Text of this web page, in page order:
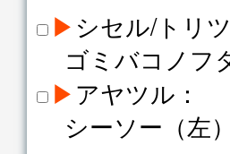
▶ シセル/トリ
ゴミバコノ
▶アヤツル：
シーソー（左）